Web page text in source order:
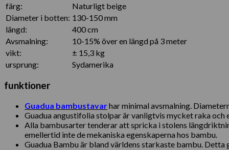
färg:
Naturligt beige
Diameter i botten: 130-150 mm
längd:
400 cm
Avsmalning:
10-15% över en längd på 3 meter
vikt:
± 15,3 kg
ursprung:
Sydamerika
funktioner
Guadua bambustavarhar minimal avsmalning.
Guadua angustifolia stolpar är vanligtvis mycket raka och
Alla bambusarter tenderar att spricka i stolens
emellertid inte de mekaniska egenskaperna hos bambu.
Guadua Bambu är bland världens starkaste bambu.